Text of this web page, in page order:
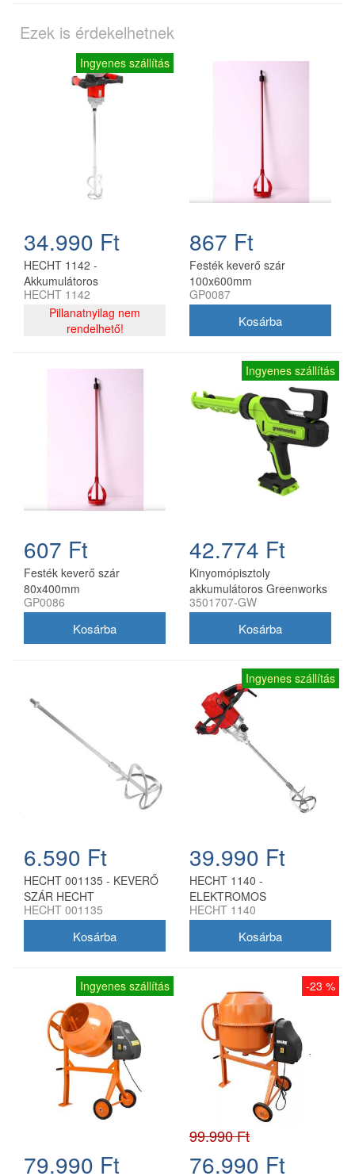
Ezek is érdekelhetnek
Ingyenes szállítás
34.990 Ft
HECHT 1142 -
Akkumulátoros
habarcskeverő
HECHT 1142
Pillanatnyilag nem
rendelhető!
867 Ft
Festék keverő szár
100x600mm
GP0087
607 Ft
Festék keverő szár
80x400mm
GP0086
Ingyenes szállítás
42.774 Ft
Kinyomópisztoly
akkumulátoros Greenworks
G24CG 24v akku és töltő
3501707-GW
6.590 Ft
HECHT 001135 - KEVERŐ
SZÁR HECHT
HABARCSKEVERŐKHÖZ
HECHT 001135
Ingyenes szállítás
39.990 Ft
HECHT 1140 -
ELEKTROMOS
HABARCSKEVERŐ 1800W
HECHT 1140
Ingyenes szállítás
79.990 Ft
-23 %
99.990 Ft
76.990 Ft